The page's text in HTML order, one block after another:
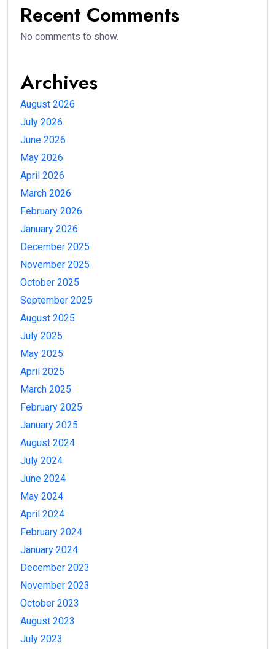
Recent Comments
No comments to show.
Archives
August 2026
July 2026
June 2026
May 2026
April 2026
March 2026
February 2026
January 2026
December 2025
November 2025
October 2025
September 2025
August 2025
July 2025
May 2025
April 2025
March 2025
February 2025
January 2025
August 2024
July 2024
June 2024
May 2024
April 2024
February 2024
January 2024
December 2023
November 2023
October 2023
August 2023
July 2023